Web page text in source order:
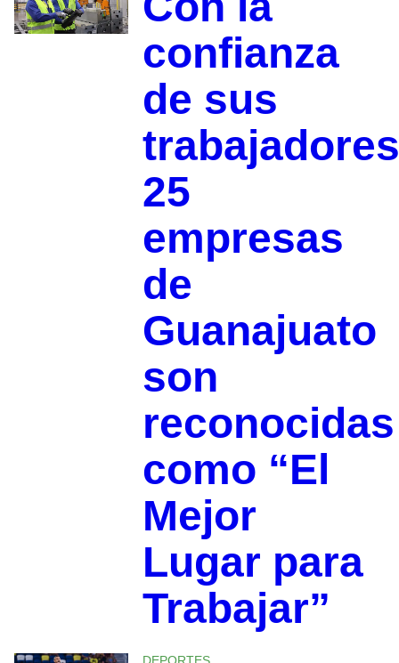
confianza
de sus
25
empresas
de
Guanajuato
son
reconocidas
como “El
Mejor
Lugar para
Trabajar”